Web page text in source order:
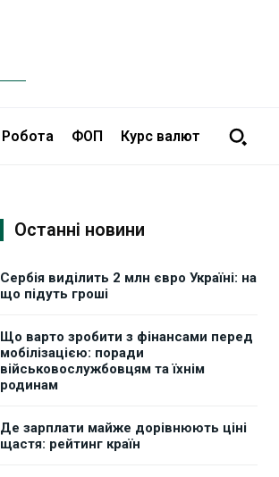
Робота ФОП Курс валют
Останні новини
Сербія виділить 2 млн євро Україні: на
що підуть гроші
Що варто зробити з фінансами перед
мобілізацією: поради
військовослужбовцям та їхнім
родинам
Де зарплати майже дорівнюють ціні
щастя: рейтинг країн